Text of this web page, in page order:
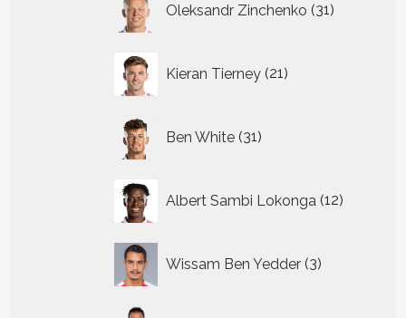
Oleksandr Zinchenko 31
producten
Kieran Tierney 21
producten
Ben White 31
producten
Albert Sambi Lokonga 12
Wissam Ben Yedder 3
producten